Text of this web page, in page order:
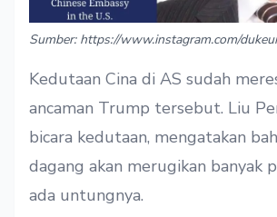
Sumber: https://www.instagram.com/
Kedutaan Cina di AS sudah
ancaman Trump tersebut. Liu
bicara kedutaan, mengatakan
dagang akan merugikan banyak
ada untungnya.